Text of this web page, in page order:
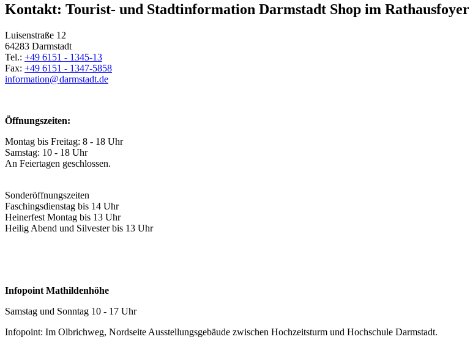
Kontakt: Tourist- und Stadtinformation Darmstadt Shop im Rathausfoyer
Luisenstraße 12
64283 Darmstadt
Tel.: +49 6151 - 1345-13
Fax: +49 6151 - 1347-5858
information@darmstadt.de
Öffnungszeiten:
Montag bis Freitag: 8 - 18 Uhr
Samstag: 10 - 18 Uhr
An Feiertagen geschlossen.
Sonderöffnungszeiten
Faschingsdienstag bis 14 Uhr
Heinerfest Montag bis 13 Uhr
Heilig Abend und Silvester bis 13 Uhr
Infopoint Mathildenhöhe
Samstag und Sonntag 10 - 17 Uhr
Infopoint: Im Olbrichweg, Nordseite Ausstellungsgebäude zwischen Hochzeitsturm und Hochschule Darmstadt.